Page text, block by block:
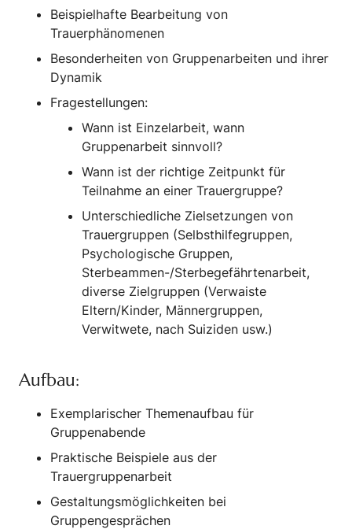
Beispielhafte Bearbeitung von
Trauerphänomenen
Besonderheiten von Gruppenarbeiten und ihrer
Dynamik
Fragestellungen:
Wann ist Einzelarbeit, wann
Gruppenarbeit sinnvoll?
Wann ist der richtige Zeitpunkt für
Teilnahme an einer Trauergruppe?
Unterschiedliche Zielsetzungen von
Trauergruppen (Selbsthilfegruppen,
Psychologische Gruppen,
Sterbeammen-/Sterbegefährtenarbeit,
diverse Zielgruppen (Verwaiste
Eltern/Kinder, Männergruppen,
Verwitwete, nach Suiziden usw.)
Aufbau:
Exemplarischer Themenaufbau für
Gruppenabende
Praktische Beispiele aus der
Trauergruppenarbeit
Gestaltungsmöglichkeiten bei
Gruppengesprächen